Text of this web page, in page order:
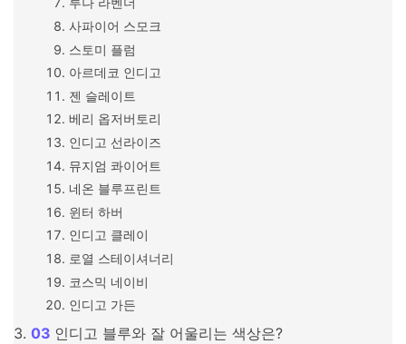
사파이어 스모크
스토미 플럼
아르데코 인디고
젠 슬레이트
베리 옵저버토리
인디고 선라이즈
뮤지엄 콰이어트
네온 블루프린트
윈터 하버
인디고 클레이
로열 스테이셔너리
코스믹 네이비
인디고 가든
인디고 블루와 잘 어울리는 색상은?